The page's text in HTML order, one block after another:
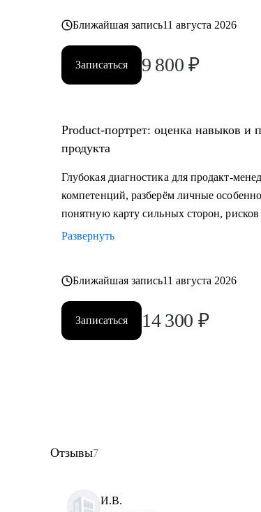
Ближайшая запись11 августа 2026
Записаться 9 800 ₽
Product‑портрет: оценка навыков и
продукта
Глубокая диагностика для
компетенций, разберём личные
понятную карту сильных сторон, рисков
Развернуть
Ближайшая запись11 августа 2026
Записаться 14 300 ₽
Отзывы7
И.В.